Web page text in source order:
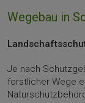
Wegebau in
Je nach
forstlicher Wege